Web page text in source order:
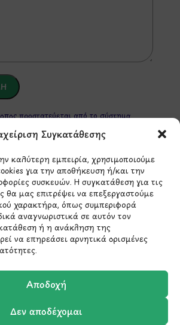
Συγκατάθεσης
καλύτερη εμπειρία, χρησιμοποιούμε
για την αποθήκευση ή/και την
συσκευών. Η συγκατάθεση για τις
θα μας επιτρέψει να επεξεργαστούμε
χαρακτήρα, όπως συμπεριφορά
αναγνωριστικά σε αυτόν τον
ή η ανάκληση της
να επηρεάσει αρνητικά ορισμένες
Αποδοχή
Δεν αποδέχομαι
προστατεύεται από το σύστημα
της Google.
(Ισόγειο)
56,